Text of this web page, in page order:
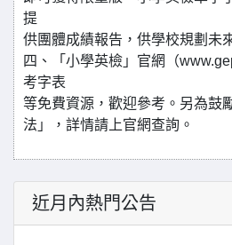
提
供團體成績報告，供學校規劃未
四、「小學英檢」官網（
考字表
等免費資源，歡迎參考。另為鼓
法」，詳情請上官網查詢。
近月內熱門公告